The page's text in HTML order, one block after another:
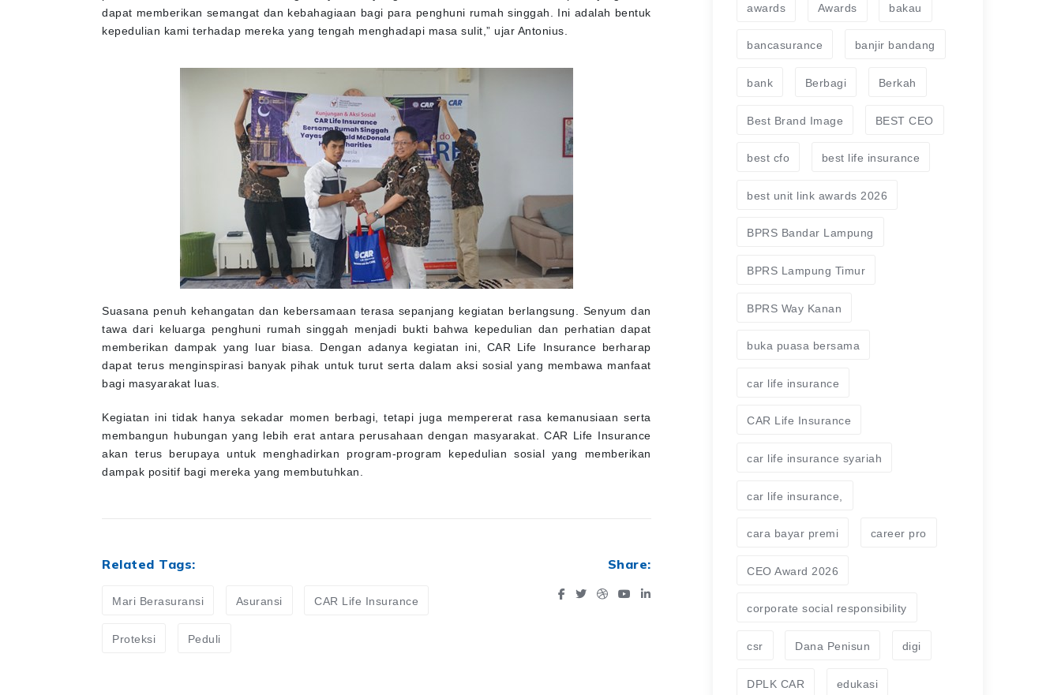
dapat memberikan semangat dan kebahagiaan bagi para penghuni rumah singgah. Ini adalah bentuk
kepedulian kami terhadap mereka yang tengah menghadapi masa sulit,” ujar Antonius.
Suasana penuh kehangatan dan kebersamaan terasa sepanjang kegiatan berlangsung. Senyum dan
tawa dari keluarga penghuni rumah singgah menjadi bukti bahwa kepedulian dan perhatian dapat
memberikan dampak yang luar biasa. Dengan adanya kegiatan ini, CAR Life Insurance berharap
dapat terus menginspirasi banyak pihak untuk turut serta dalam aksi sosial yang membawa manfaat
bagi masyarakat luas.
Kegiatan ini tidak hanya sekadar momen berbagi, tetapi juga mempererat rasa kemanusiaan serta
membangun hubungan yang lebih erat antara perusahaan dengan masyarakat. CAR Life Insurance
akan terus berupaya untuk menghadirkan program-program kepedulian sosial yang memberikan
dampak positif bagi mereka yang membutuhkan.
Related Tags:
Mari Berasuransi Asuransi CAR Life Insurance
Proteksi Peduli
Share:
awards Awards bakau
bancasurance banjir bandang
bank Berbagi Berkah
Best Brand Image BEST CEO
best cfo best life insurance
best unit link awards 2026
BPRS Bandar Lampung
BPRS Lampung Timur
BPRS Way Kanan
buka puasa bersama
car life insurance
CAR Life Insurance
car life insurance syariah
car life insurance,
cara bayar premi career pro
CEO Award 2026
corporate social responsibility
csr Dana Penisun digi
DPLK CAR edukasi